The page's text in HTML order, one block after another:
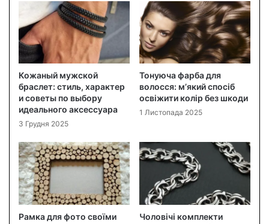
Кожаный мужской
браслет: стиль, характер
и советы по выбору
идеального аксессуара
3 Грудня 2025
Тонуюча фарба для
волосся: м’який спосіб
освіжити колір без шкоди
1 Листопада 2025
Рамка для фото своїми
Чоловічі комплекти